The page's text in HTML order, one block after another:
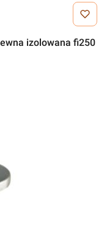
izolowana fi250